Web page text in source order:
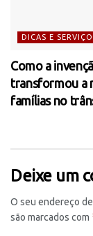
DICAS E
Como a
transformou a
famílias no
Deixe um
O seu endereço
são marcados com